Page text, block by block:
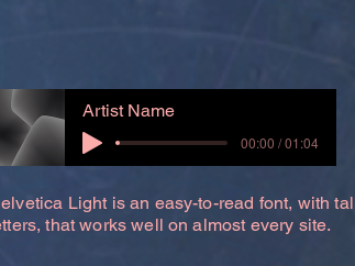
Artist Name
00:00 / 01:04
Light is an easy-to-read font, with
that works well on almost every site.